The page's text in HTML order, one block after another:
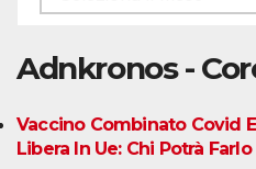
Adnkronos -
Vaccino Combinato Covid
Libera In Ue: Chi Potrà Farlo